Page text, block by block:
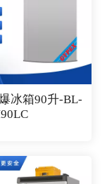
冰箱90升-BL-